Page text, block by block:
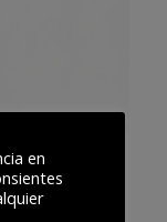
y
de elegir
en